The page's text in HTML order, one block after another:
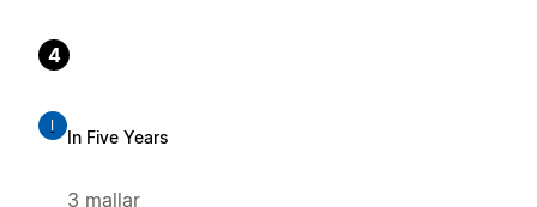
4
I
In Five Years
3 mallar